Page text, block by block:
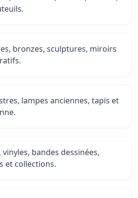
bronzes, sculptures, miroirs
lampes anciennes, tapis et
vinyles, bandes dessinées,
et collections.